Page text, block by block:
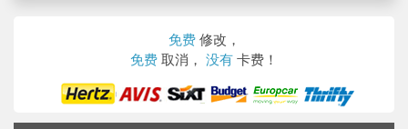
免费 修改，
免费 取消， 没有 卡费！